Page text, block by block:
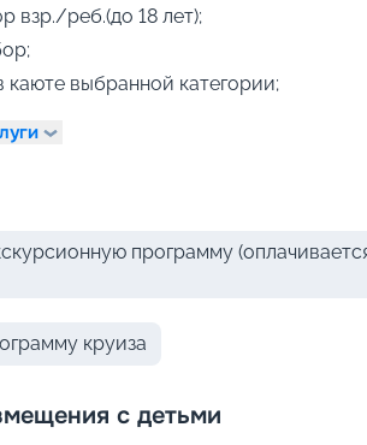
взр./реб.(до 18 лет);
выбранной категории;
программу
круиза
с детьми